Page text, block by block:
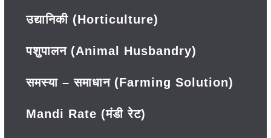
उद्यानिकी (Horticulture)
पशुपालन (Animal Husbandry)
समस्या – समाधान (Farming Solution)
Mandi Rate (मंडी रेट)